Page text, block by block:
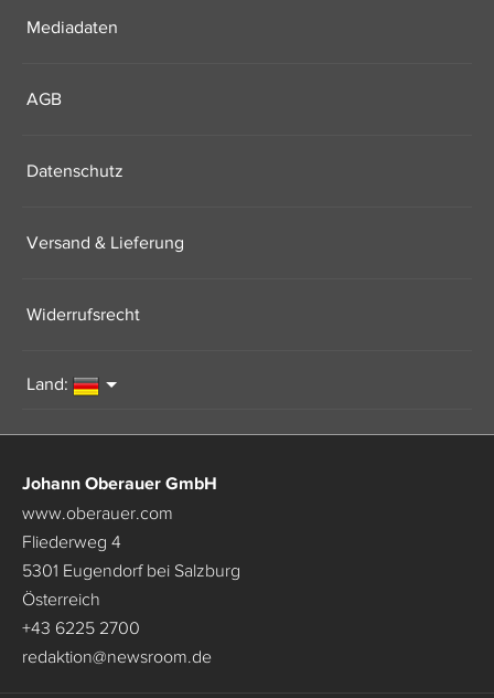
Mediadaten
AGB
Datenschutz
Versand & Lieferung
Widerrufsrecht
Land:
Johann Oberauer GmbH
www.oberauer.com
Fliederweg 4
5301 Eugendorf bei Salzburg
Österreich
+43 6225 2700
redaktion@newsroom.de